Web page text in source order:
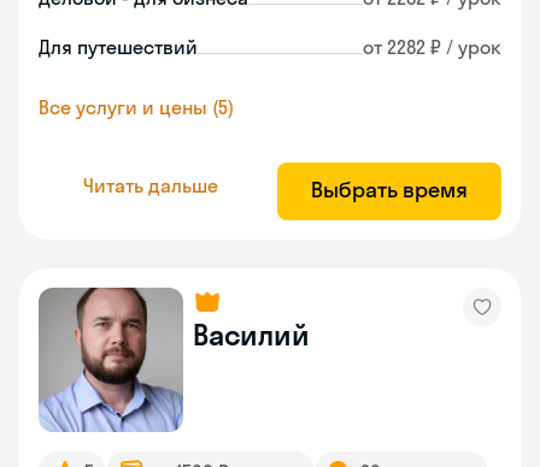
Для путешествий от 2282 ₽ / урок
Все услуги и цены (5)
Читать дальше Выбрать время
Василий